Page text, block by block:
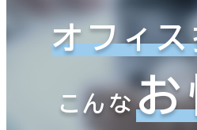
オフィ
こんなお